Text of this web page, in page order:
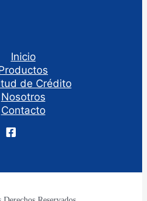
Inicio
de Crédito
Nosotros
Contacto